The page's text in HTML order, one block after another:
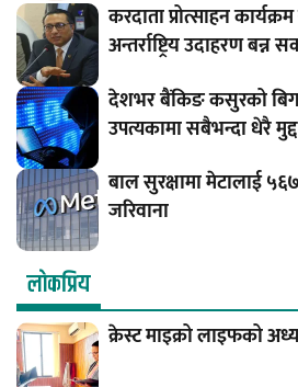
करदाता प्रोत्साहन
अन्तर्राष्ट्रिय उदाहरण बन्न
देशभर बैंकिङ कसुरको
उपत्यकामा सबैभन्दा धेरै
बाल सुरक्षामा मेटालाई
जरिवाना
लाेकप्रिय
क्रेस्ट माइक्रो लाइफको